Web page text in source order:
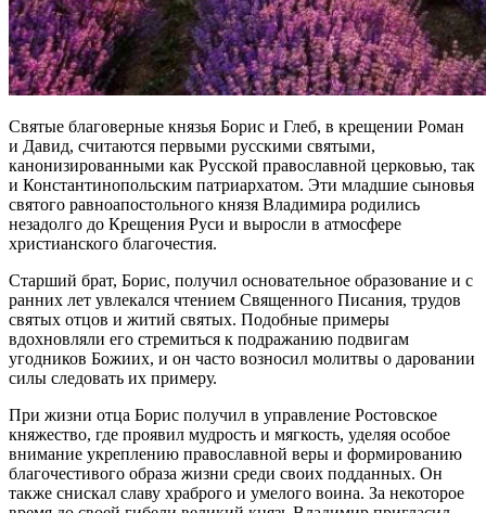
Святые благоверные князья Борис и Глеб, в крещении Роман
и Давид, считаются первыми русскими святыми,
канонизированными как Русской православной церковью, так
и Константинопольским патриархатом. Эти младшие сыновья
святого равноапостольного князя Владимира родились
незадолго до Крещения Руси и выросли в атмосфере
христианского благочестия.
Старший брат, Борис, получил основательное образование и с
ранних лет увлекался чтением Священного Писания, трудов
святых отцов и житий святых. Подобные примеры
вдохновляли его стремиться к подражанию подвигам
угодников Божиих, и он часто возносил молитвы о даровании
силы следовать их примеру.
При жизни отца Борис получил в управление Ростовское
княжество, где проявил мудрость и мягкость, уделяя особое
внимание укреплению православной веры и формированию
благочестивого образа жизни среди своих подданных. Он
также снискал славу храброго и умелого воина. За некоторое